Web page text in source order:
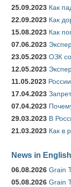
25.09.2023 Как
22.09.2023 Как
15.08.2023 Как
07.06.2023
23.05.2023 ОЗК
12.05.2023
11.05.2023
17.04.2023
07.04.2023
29.03.2023 В
21.03.2023 Как в
News in English
06.08.2026 Grain
05.08.2026 Grain